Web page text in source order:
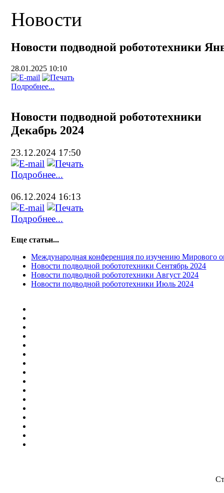
Новости
Новости подводной робототехники
28.01.2025 10:10
Подробнее...
Новости подводной робототехники
Декабрь 2024
23.12.2024 17:50
Подробнее...
06.12.2024 16:13
Подробнее...
Еще статьи...
Международная конференция по изучению Мирового
Новости подводной робототехники Сентябрь 2024
Новости подводной робототехники Август 2024
Новости подводной робототехники Июль 2024